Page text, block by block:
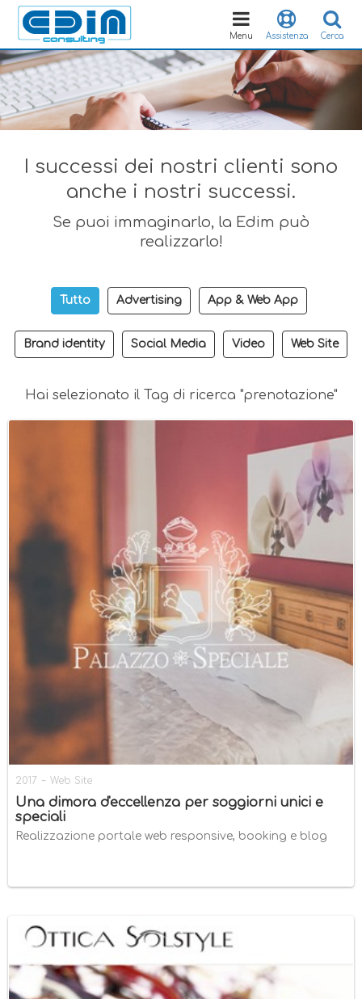
Cerca
Assistenza
Toggle
navigation
Menu
I successi dei nostri clienti sono
anche i nostri successi.
Se puoi immaginarlo, la Edim può
realizzarlo!
Tutto Advertising App & Web App
Brand identity Social Media Video Web Site
Hai selezionato il Tag di ricerca "prenotazione"
2017 - Web Site
Una dimora d'eccellenza per soggiorni unici e
speciali
Realizzazione portale web responsive, booking e blog